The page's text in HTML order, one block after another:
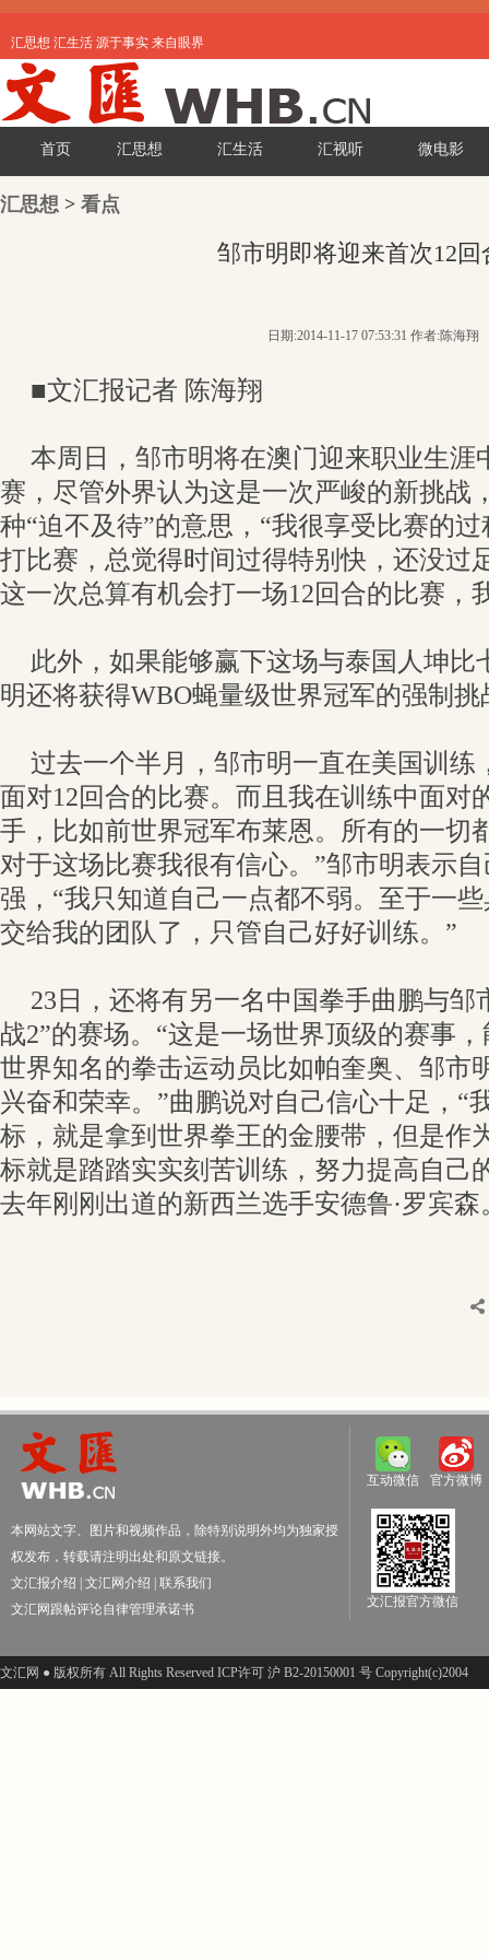
汇思想 汇生活 源于事实 来自眼界
首页 汇思想 汇生活 汇视听 微电影
汇思想 > 看点
邹市明即将迎来首次12回
日期:2014-11-17 07:53:31 作者:陈海翔
■文汇报记者 陈海翔
本周日，邹市明将在澳门迎来职业生涯
赛，尽管外界认为这是一次严峻的新挑战
种“迫不及待”的意思，“我很享受比赛的
打比赛，总觉得时间过得特别快，还没过
这一次总算有机会打一场12回合的比赛，
此外，如果能够赢下这场与泰国人坤比
明还将获得WBO蝇量级世界冠军的强制挑
过去一个半月，邹市明一直在美国训练
面对12回合的比赛。而且我在训练中面对
手，比如前世界冠军布莱恩。所有的一切
对于这场比赛我很有信心。”邹市明表示
强，“我只知道自己一点都不弱。至于一
交给我的团队了，只管自己好好训练。”
23日，还将有另一名中国拳手曲鹏与邹
战2”的赛场。“这是一场世界顶级的赛事
世界知名的拳击运动员比如帕奎奥、邹市
兴奋和荣幸。”曲鹏说对自己信心十足，“
标，就是拿到世界拳王的金腰带，但是作
标就是踏踏实实刻苦训练，努力提高自己
去年刚刚出道的新西兰选手安德鲁·罗宾森
本网站文字、图片和视频作品，除特别说明外均为独家授
权发布，转载请注明出处和原文链接。
文汇报介绍
文汇网介绍
联系我们
文汇网跟帖评论自律管理承诺书
互动微信 官方微博
文汇报官方微信
文汇网 ● 版权所有 All Rights Reserved ICP许可 沪 B2-20150001 号 Copyright(c)2004